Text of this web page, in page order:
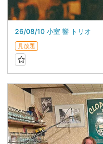
26/08/10 小室 響 トリオ
見放題